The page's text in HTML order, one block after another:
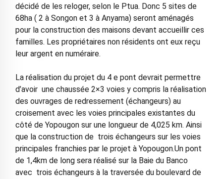
décidé de les reloger, selon le Ptua. Donc 5 sites de
68ha ( 2 à Songon et 3 à Anyama) seront aménagés
pour la construction des maisons devant accueillir ces
familles. Les propriétaires non résidents ont eux reçu
leur argent en numéraire.
La réalisation du projet du 4 e pont devrait permettre
d’avoir une chaussée 2×3 voies y compris la réalisation
des ouvrages de redressement (échangeurs) au
croisement avec les voies principales existantes du
côté de Yopougon sur une longueur de 4,025 km. Ainsi
que la construction de trois échangeurs sur les voies
principales franchies par le projet à Yopougon.Un pont
de 1,4km de long sera réalisé sur la Baie du Banco
avec trois échangeurs à la traversée du boulevard de